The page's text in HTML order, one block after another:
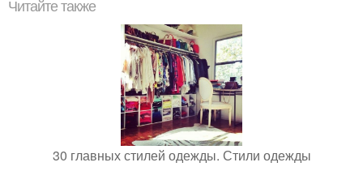
Читайте также
30 главных стилей одежды. Стили одежды